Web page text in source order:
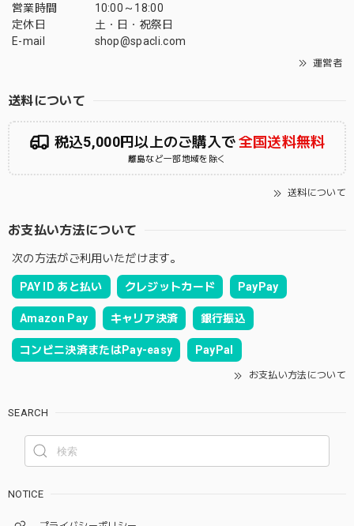
営業時間
10:00～18:00
定休日
土・日・祝祭日
E-mail
shop@spacli.com
運営者
送料について
税込5,000円以上のご購入で全国送料無料
離島など一部地域を除く
送料について
お支払い方法について
次の方法がご利用いただけます。
PAY ID あと払い クレジットカード PayPay
Amazon Pay キャリア決済 銀行振込
コンビニ決済またはPay-easy PayPal
お支払い方法について
SEARCH
NOTICE